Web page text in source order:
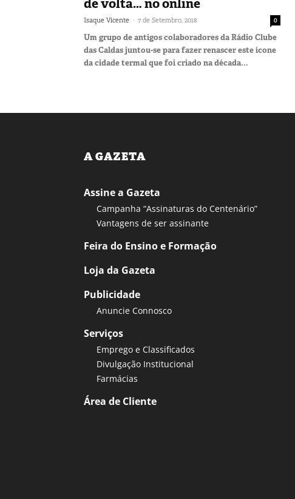
de volta… no online
Isaque Vicente - 7 de Setembro, 2018 0
Um grupo de antigos colaboradores da Rádio Clube
das Caldas juntou-se para fazer renascer este ícone
da cidade termal que foi criado na década...
A GAZETA
Assine a Gazeta
Campanha “Assinaturas do Centenário”
Vantagens de ser assinante
Feira do Ensino e Formação
Loja da Gazeta
Publicidade
Anuncie Connosco
Serviços
Emprego e Classificados
Divulgação Institucional
Farmácias
Área de Cliente